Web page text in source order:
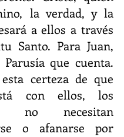
la verdad, y la
a ellos a través
Santo. Para Juan,
que cuenta.
certeza de que
con ellos, los
no necesitan
o afanarse por